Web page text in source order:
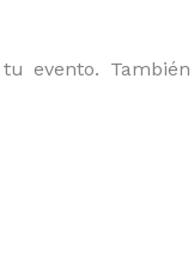
evento.